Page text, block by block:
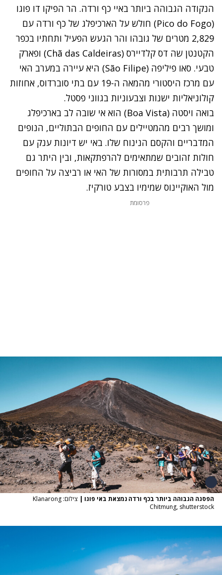
הנקודה הגבוהה ביותר באיי כף ורדה. הר הפיקו דו פוגו
(
Pico do Fogo) חולש על הארכיפלג של כף ורדה עם
2,829 מטרים של גובהו והר הגעש הפעיל ותחתיו בכפר
הקטנטן שה דס קלדיירס (Chã das Caldeiras) ופארק
טבעי. סאו פיליפה (São Filipe) היא עיירה במערב האי
עם מרכז היסטורי מהמאה ה-19 עם בתי סוברדוס, אחוזות
קולוניאליות ישנות וצבעוניות בגווני פסטל.
בואה ויסטה (Boa Vista) הוא אי שובה לב בארכיפלג
ומושך רבים מהמטיילים עם החופים הבתוליים, הנופים
המדבריים והקסם הנינוח שלו. באי יש דיונות ענק עם
חולות זהובים שמתאימים להרפתקאות, ובין היתר גם
טבילה תרבותית במסורות של האי או רביצה על החופים
מול האוקיינוס שמימיו בצבע טורקיז.
פרסומת
הפסגה הגבוהה ביותר בכף ורדה נמצאת באי פוגו |
צילום: Klanarong
Chitmung, shutterstock